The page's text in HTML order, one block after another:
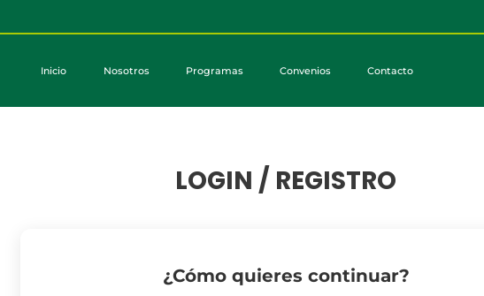
Inicio Nosotros Programas Convenios Contacto
LOGIN / REGISTRO
¿Cómo quieres continuar?